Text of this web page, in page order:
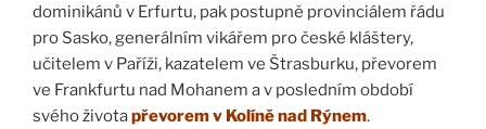
dominikánů v Erfurtu, pak postupně provinciálem řádu
pro Sasko, generálním vikářem pro české kláštery,
učitelem v Paříži, kazatelem ve Štrasburku, převorem
ve Frankfurtu nad Mohanem a v posledním období
svého životapřevorem v Kolíně nad Rýnem.